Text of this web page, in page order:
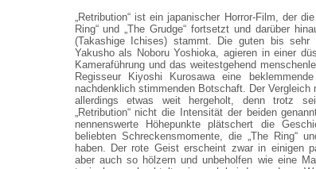
„Retribution“ ist ein japanischer Horror-Film, der
Ring“ und „The Grudge“ fortsetzt und darüber
(Takashige Ichises) stammt. Die guten bis sehr
Yakusho als Noboru Yoshioka, agieren in einer
Kameraführung und das weitestgehend
Regisseur Kiyoshi Kurosawa eine
nachdenklich stimmenden Botschaft. Der Vergleich
allerdings etwas weit hergeholt, denn trotz
„Retribution“ nicht die Intensität der beiden
nennenswerte Höhepunkte plätschert die
beliebten Schreckensmomente, die „The Ring“
haben. Der rote Geist erscheint zwar in einigen
aber auch so hölzern und unbeholfen wie eine